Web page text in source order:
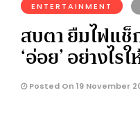
ENTERTAINMENT
สบตา ยืมไฟแช็
‘อ่อย’ อย่างไร
Posted On 19 November